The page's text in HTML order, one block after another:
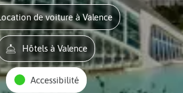
Location de voiture à Valence
Hôtels à Valence
Accessibilité